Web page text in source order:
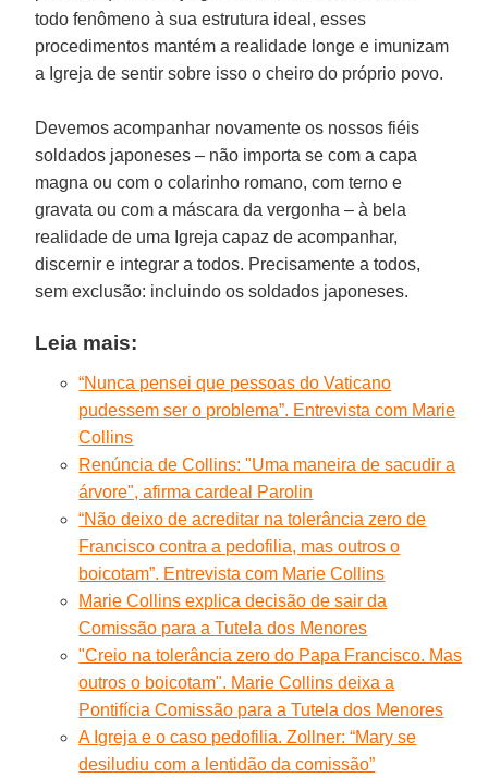
todo fenômeno à sua estrutura ideal, esses
procedimentos mantém a realidade longe e imunizam
a Igreja de sentir sobre isso o cheiro do próprio povo.
Devemos acompanhar novamente os nossos fiéis
soldados japoneses – não importa se com a capa
magna ou com o colarinho romano, com terno e
gravata ou com a máscara da vergonha – à bela
realidade de uma Igreja capaz de acompanhar,
discernir e integrar a todos. Precisamente a todos,
sem exclusão: incluindo os soldados japoneses.
Leia mais:
“Nunca pensei que pessoas do Vaticano
pudessem ser o problema”. Entrevista com Marie
Collins
Renúncia de Collins: "Uma maneira de sacudir a
árvore", afirma cardeal Parolin
“Não deixo de acreditar na tolerância zero de
Francisco contra a pedofilia, mas outros o
boicotam”. Entrevista com Marie Collins
Marie Collins explica decisão de sair da
Comissão para a Tutela dos Menores
"Creio na tolerância zero do Papa Francisco. Mas
outros o boicotam". Marie Collins deixa a
Pontifícia Comissão para a Tutela dos Menores
A Igreja e o caso pedofilia. Zollner: “Mary se
desiludiu com a lentidão da comissão”